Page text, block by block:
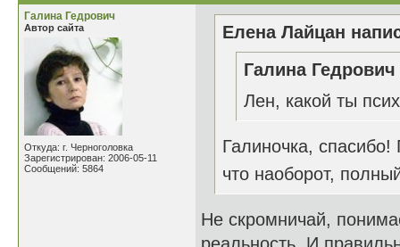
Галина Гедрович
Автор сайта
Откуда: г. Черноголовка
Зарегистрирован: 2006-05-11
Сообщений: 5864
Елена Лайцан
Галина
Лен, какой ты
Галиночка,
что наоборот,
Не скромничай,